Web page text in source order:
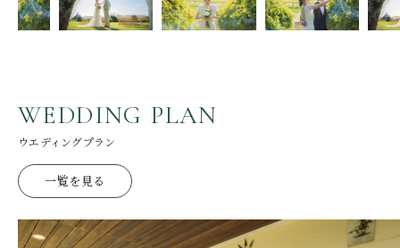
WEDDING PLAN
ウエディングプラン
一覧を見る